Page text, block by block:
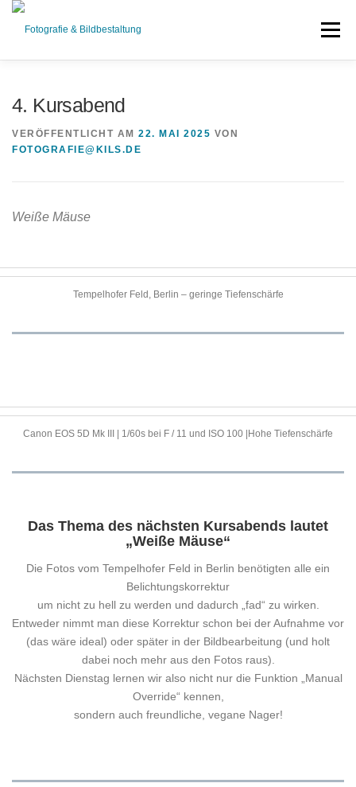
Zum
Menü
ANMELDUNG NEWS
CHALLENGE
4. Kursabend
VERÖFFENTLICHT AM 22. MAI 2025 VON
FOTOGRAFIE@KILS.DE
Weiße Mäuse
Tempelhofer Feld, Berlin – geringe Tiefenschärfe
Canon EOS 5D Mk III | 1/60s bei F / 11 und ISO 100 |Hohe Tiefenschärfe
Das Thema des nächsten Kursabends lautet
„Weiße Mäuse“
Die Fotos vom Tempelhofer Feld in Berlin benötigten alle ein
Belichtungskorrektur
um nicht zu hell zu werden und dadurch „fad“ zu wirken.
Entweder nimmt man diese Korrektur schon bei der Aufnahme vor
(das wäre ideal) oder später in der Bildbearbeitung (und holt
dabei noch mehr aus den Fotos raus).
Nächsten Dienstag lernen wir also nicht nur die Funktion „Manual
Override“ kennen,
sondern auch freundliche, vegane Nager!